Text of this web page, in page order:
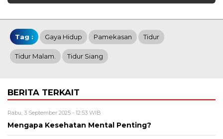
Tag : Gaya Hidup Pamekasan Tidur
Tidur Malam. Tidur Siang
BERITA TERKAIT
Rabu, 3 September 2025 - 12:53 WIB
Mengapa Kesehatan Mental Penting?